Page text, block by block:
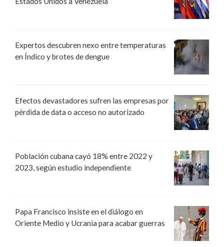
Expertos descubren nexo entre temperaturas
en Índico y brotes de dengue
Efectos devastadores sufren las empresas por
pérdida de data o acceso no autorizado
Población cubana cayó 18% entre 2022 y
2023, según estudio independiente
Papa Francisco insiste en el diálogo en
Oriente Medio y Ucrania para acabar guerras